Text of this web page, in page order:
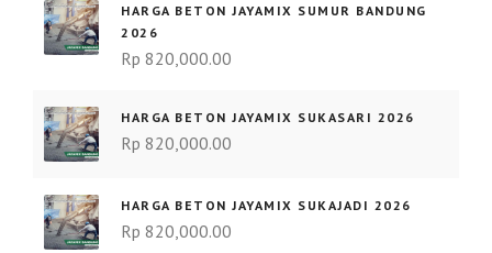
HARGA BETON JAYAMIX SUMUR BANDUNG
2026
Rp 820,000.00
HARGA BETON JAYAMIX SUKASARI 2026
Rp 820,000.00
HARGA BETON JAYAMIX SUKAJADI 2026
Rp 820,000.00